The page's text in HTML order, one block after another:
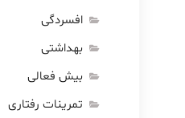
افسردگی
بهداشتی
بیش فعالی
تمرینات رفتاری